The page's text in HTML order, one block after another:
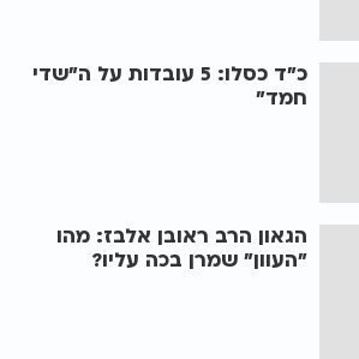
כ"ד כסלו: 5 עובדות על ה"שדי
חמד"
הגאון הרב ראובן אלבז: מהו
"העוון" שמרן בכה עליו?